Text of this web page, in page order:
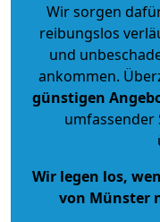
Wir sorgen
reibungslos
und
ankommen.
günstigen
umfassender
Wir legen los,
von Münster